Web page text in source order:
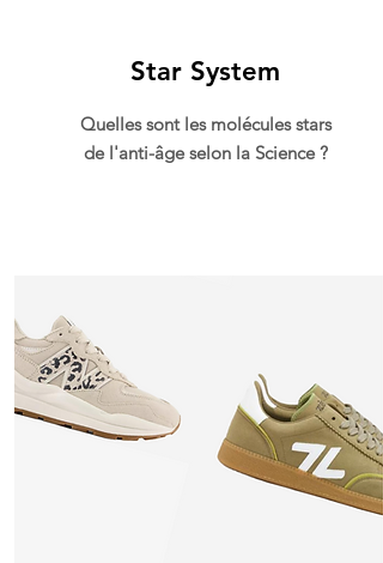
Star System
Quelles sont les molécules stars
de l'anti-âge selon la Science ?